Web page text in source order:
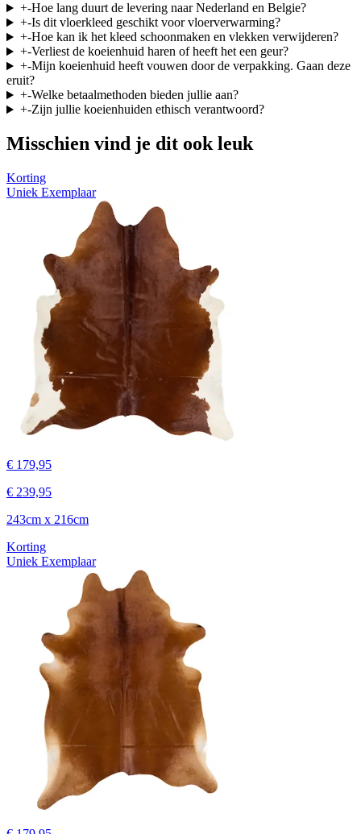
+-Hoe lang duurt de levering naar Nederland en Belgie?
+-Is dit vloerkleed geschikt voor vloerverwarming?
+-Hoe kan ik het kleed schoonmaken en vlekken verwijderen?
+-Verliest de koeienhuid haren of heeft het een geur?
+-Mijn koeienhuid heeft vouwen door de verpakking. Gaan deze
eruit?
+-Welke betaalmethoden bieden jullie aan?
+-Zijn jullie koeienhuiden ethisch verantwoord?
Misschien vind je dit ook leuk
Korting
Uniek Exemplaar
€ 179,95
€ 239,95
243cm x 216cm
Korting
Uniek Exemplaar